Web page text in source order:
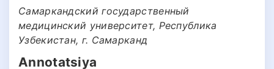
Самаркандский государственный
медицинский университет, Республика
Узбекистан, г. Самарканд
Annotatsiya